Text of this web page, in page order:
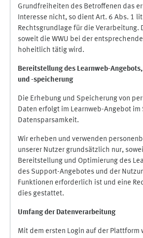
Grundfreiheiten des Betroffenen das
Interesse nicht, so dient Art. 6 Abs. 1
Rechtsgrundlage für die Verarbeitung.
soweit die WWU bei der
hoheitlich tätig wird.
Bereitstellung des Learnweb-Angebots,
und -speicherung
Die Erhebung und Speicherung von
Daten erfolgt im Learnweb-Angebot im
Datensparsamkeit.
Wir erheben und verwenden
unserer Nutzer grundsätzlich nur,
Bereitstellung und Optimierung des
des Support-Angebotes und der
Funktionen erforderlich ist und eine
dies gestattet.
Umfang der Datenverarbeitung
Mit dem ersten Login auf der Plattform